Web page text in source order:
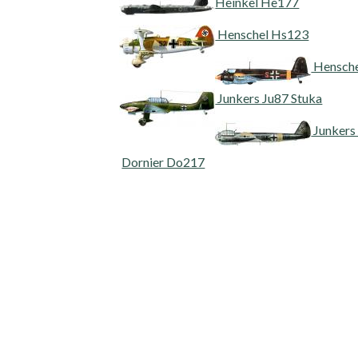
Henschel Hs123
Junkers Ju87 Stuka
Dornier Do217